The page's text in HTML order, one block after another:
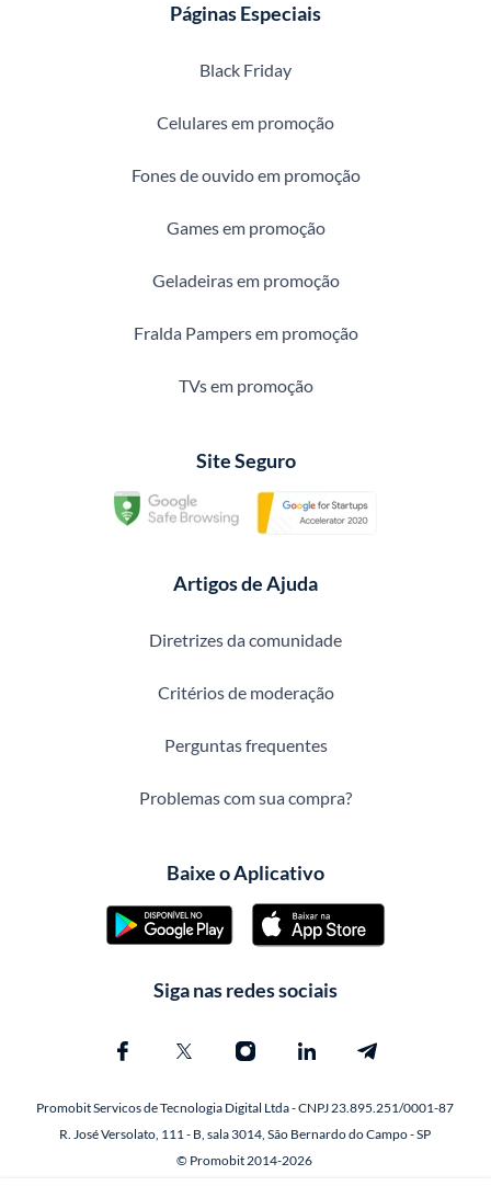
Páginas Especiais
Black Friday
Celulares em promoção
Fones de ouvido em promoção
Games em promoção
Geladeiras em promoção
Fralda Pampers em promoção
TVs em promoção
Site Seguro
Artigos de Ajuda
Diretrizes da comunidade
Critérios de moderação
Perguntas frequentes
Problemas com sua compra?
Baixe o Aplicativo
Siga nas redes sociais
Promobit Servicos de Tecnologia Digital Ltda - CNPJ 23.895.251/0001-87
R. José Versolato, 111 - B, sala 3014, São Bernardo do Campo - SP
© Promobit 2014-2026